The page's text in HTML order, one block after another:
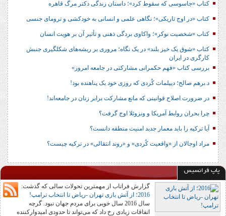
کتاب «جاسوسی که سقوط کرد»؛ داستان زندگی دکتر مرگ قاهره
کتاب «در اوج تاریکی»؛ نگاهی علمی و انسانی به خودکشی و ترومای جنسی
کتاب «شخصیت نوکر»؛ واکاوی بردگی ذهنی و تأثیر آن بر هویت انسان
کتاب «شوق یک خیز بلند» در یک نگاه؛ مروری بر ریشه‌های شکل‎گیری جنبش
کارگری در ایران
بررسی کتاب «فهم حکمرانی مشارکتی در جامعه امروز»
د.برهم صالح؛ دیپلمات کُردی که روزی خود یک پناهنده بود!
در ضرورت اصلاح قوانینی که مانع مشارکت برابر زنان در جامعه‌اند!
چرا بحران روابط آمریکا و ونزوئلا اوج گرفت؟
آیا ترکیه را باید معمار جدید امنیت منطقه دانست؟
مراد اوجالان از «واقعیت کُردی» و «روند انتقالی» در ترکیه چیست؟
پاپ فرانسیس
گزارش فراتاب از مهمترین تحولات سالی که گذشت:
2016؛ از آتش بازی تهران -ریاض تا انتخاب ترامپ!
سال 2016 سال خوبی برای مردم جهان نبود. گرچه
اتفاقات زیادی رخ داد که می‌تواند تا حدودی امیدوارکننده